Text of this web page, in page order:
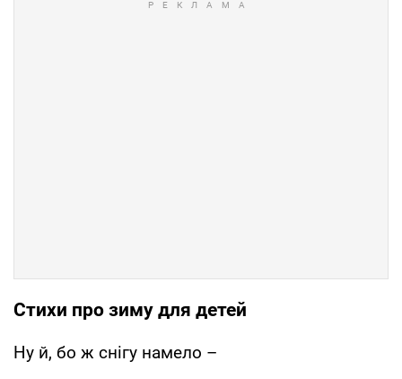
Стихи про зиму для детей
Ну й, бо ж снігу намело –